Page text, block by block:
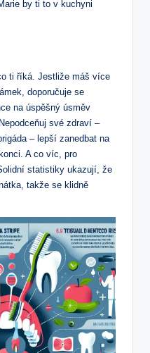
by ti to v kuchyni
ti říká. Jestliže máš více
doporučuje se
na úspěšný úsměv
své zdraví –
– lepší zanedbat na
A co víc, pro
statistiky ukazují, že
takže se klidně